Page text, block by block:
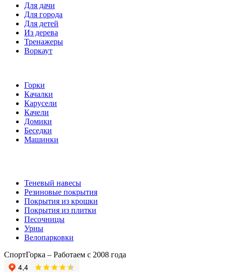
Для дачи
Для города
Для детей
Из дерева
Тренажеры
Воркаут
Горки
Качалки
Карусели
Качели
Домики
Беседки
Машинки
Теневый навесы
Резиновые покрытия
Покрытия из крошки
Покрытия из плитки
Песочницы
Урны
Велопарковки
СпортГорка – Работаем с 2008 года